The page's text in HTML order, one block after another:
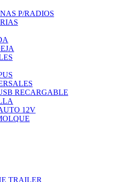
P/RADIOS
RECARGABLE
12V
TRAILER